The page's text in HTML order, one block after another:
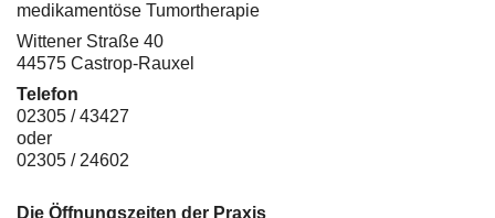
medikamentöse Tumortherapie
Wittener Straße 40
44575 Castrop-Rauxel
Telefon
02305 / 43427
oder
02305 / 24602
Die Öffnungszeiten der Praxis